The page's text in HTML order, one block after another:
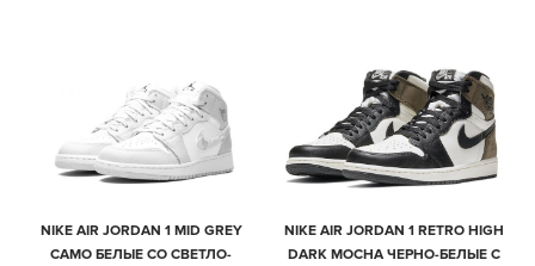
NIKE AIR JORDAN 1 MID GREY
CAMO БЕЛЫЕ СО СВЕТЛО-
NIKE AIR JORDAN 1 RETRO HIGH
DARK MOCHA ЧЕРНО-БЕЛЫЕ С